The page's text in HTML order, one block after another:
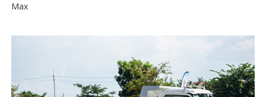
Max